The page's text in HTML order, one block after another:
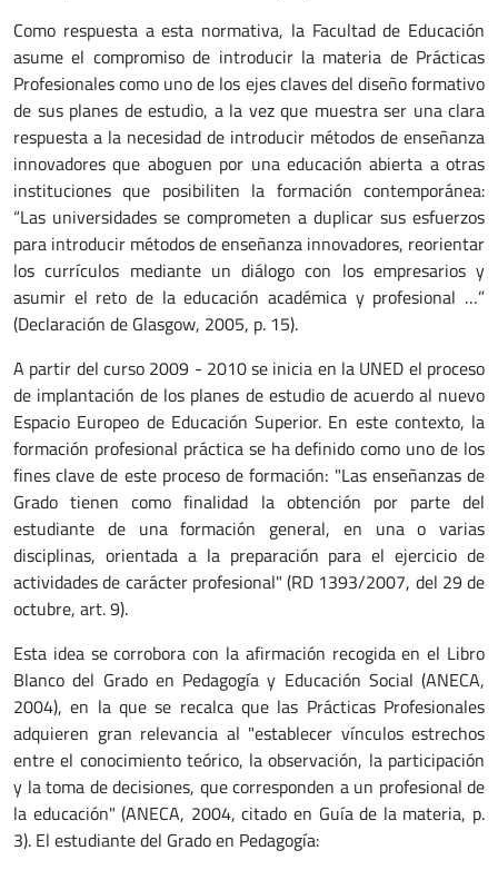
Como respuesta a esta normativa, la Facultad de Educación
asume el compromiso de introducir la materia de Prácticas
Profesionales como uno de los ejes claves del diseño formativo
de sus planes de estudio, a la vez que muestra ser una clara
respuesta a la necesidad de introducir métodos de enseñanza
innovadores que aboguen por una educación abierta a otras
instituciones que posibiliten la formación contemporánea:
“Las universidades se comprometen a duplicar sus esfuerzos
para introducir métodos de enseñanza innovadores, reorientar
los currículos mediante un diálogo con los empresarios y
asumir el reto de la educación académica y profesional …”
(Declaración de Glasgow, 2005, p. 15).
A partir del curso 2009 - 2010 se inicia en la UNED el proceso
de implantación de los planes de estudio de acuerdo al nuevo
Espacio Europeo de Educación Superior. En este contexto, la
formación profesional práctica se ha definido como uno de los
fines clave de este proceso de formación: "Las enseñanzas de
Grado tienen como finalidad la obtención por parte del
estudiante de una formación general, en una o varias
disciplinas, orientada a la preparación para el ejercicio de
actividades de carácter profesional" (RD 1393/2007, del 29 de
octubre, art. 9).
Esta idea se corrobora con la afirmación recogida en el Libro
Blanco del Grado en Pedagogía y Educación Social (ANECA,
2004), en la que se recalca que las Prácticas Profesionales
adquieren gran relevancia al "establecer vínculos estrechos
entre el conocimiento teórico, la observación, la participación
y la toma de decisiones, que corresponden a un profesional de
la educación" (ANECA, 2004, citado en Guía de la materia, p.
3). El estudiante del Grado en Pedagogía: